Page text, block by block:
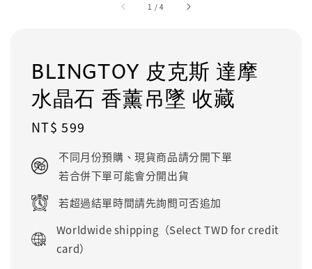
1 /4
BLINGTOY 皮克斯 達摩
水晶石 香薰吊墜 收藏
Regular
NT$ 599
不同月份預購、現貨商品請分開下單
若合併下單可能會分開出貨
若超過結單時間請先詢問可否追加
Worldwide shipping（Select TWD for credit
card）